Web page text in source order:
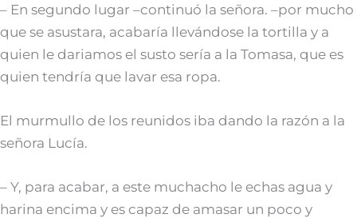
– En segundo lugar –continuó la señora. –por mucho
que se asustara, acabaría llevándose la tortilla y a
quien le dariamos el susto sería a la Tomasa, que es
quien tendría que lavar esa ropa.
El murmullo de los reunidos iba dando la razón a la
señora Lucía.
– Y, para acabar, a este muchacho le echas agua y
harina encima y es capaz de amasar un poco y